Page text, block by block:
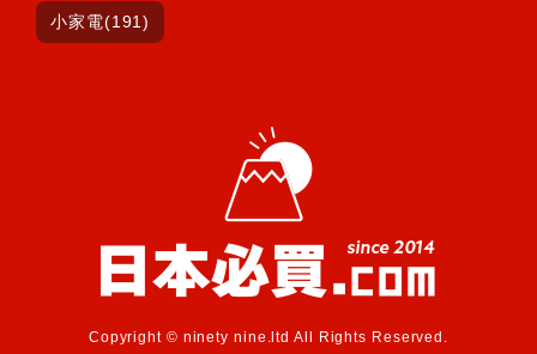
小家電(191)
Copyright © ninety nine.ltd All Rights Reserved.